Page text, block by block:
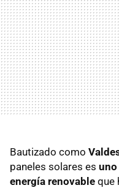
Bautizado como
paneles solares es uno
energía renovable que